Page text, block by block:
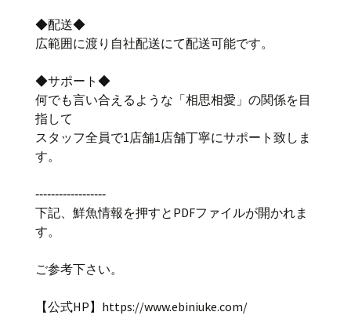
◆配送◆
広範囲に渡り自社配送にて配送可能です。
◆サポート◆
何でも言い合えるような「相思相愛」の関係を目
指して
スタッフ全員で1店舗1店舗丁寧にサポート致しま
す。
‐‐‐‐‐‐‐‐‐‐‐‐‐‐‐‐‐‐
下記、鮮魚情報を押すとPDFファイルが開かれま
す。
ご参考下さい。
【公式HP】https://www.ebiniuke.com/